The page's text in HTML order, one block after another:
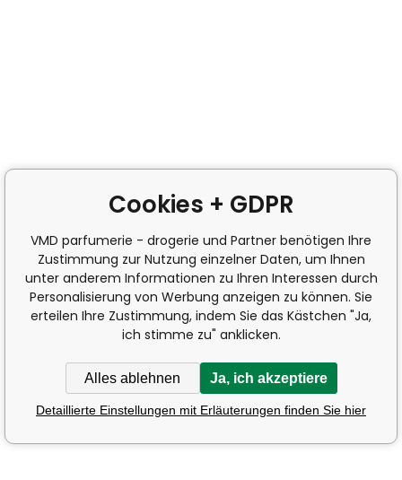
Cookies + GDPR
VMD parfumerie - drogerie und Partner benötigen Ihre
Zustimmung zur Nutzung einzelner Daten, um Ihnen
unter anderem Informationen zu Ihren Interessen durch
Personalisierung von Werbung anzeigen zu können. Sie
erteilen Ihre Zustimmung, indem Sie das Kästchen "Ja,
ich stimme zu" anklicken.
Alles ablehnen Ja, ich akzeptiere
Detaillierte Einstellungen mit Erläuterungen finden Sie hier